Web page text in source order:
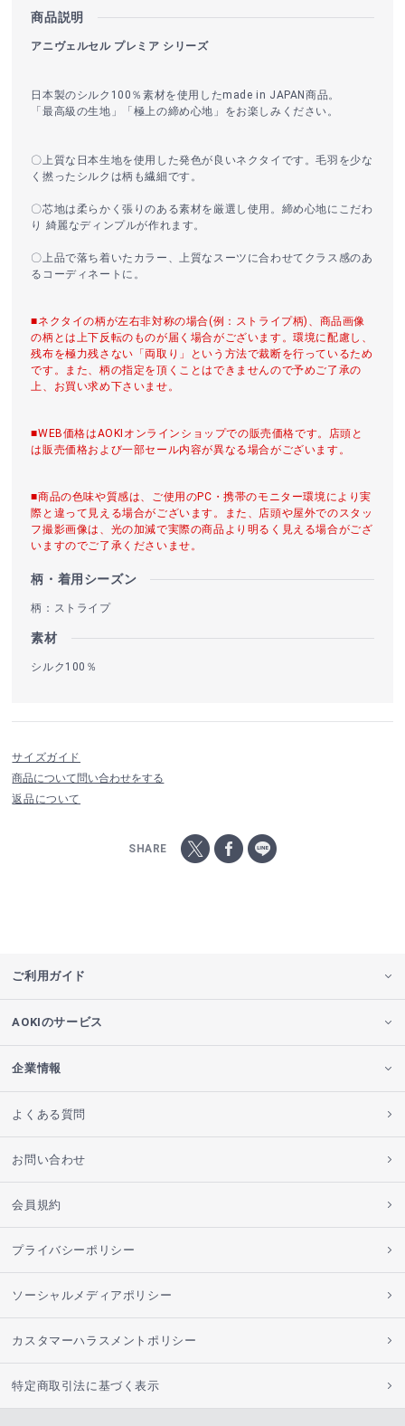
商品説明
アニヴェルセル プレミア シリーズ
日本製のシルク100％素材を使用したmade in JAPAN商品。
「最高級の生地」「極上の締め心地」をお楽しみください。
〇上質な日本生地を使用した発色が良いネクタイです。毛羽を少な
く撚ったシルクは柄も繊細です。
〇芯地は柔らかく張りのある素材を厳選し使用。締め心地にこだわ
り 綺麗なディンプルが作れます。
〇上品で落ち着いたカラー、上質なスーツに合わせてクラス感のあ
るコーディネートに。
■ネクタイの柄が左右非対称の場合(例：ストライプ柄)、商品画像
の柄とは上下反転のものが届く場合がございます。環境に配慮し、
残布を極力残さない「両取り」という方法で裁断を行っているため
です。また、柄の指定を頂くことはできませんので予めご了承の
上、お買い求め下さいませ。
■WEB価格はAOKIオンラインショップでの販売価格です。店頭と
は販売価格および一部セール内容が異なる場合がございます。
■商品の色味や質感は、ご使用のPC・携帯のモニター環境により実
際と違って見える場合がございます。また、店頭や屋外でのスタッ
フ撮影画像は、光の加減で実際の商品より明るく見える場合がござ
いますのでご了承くださいませ。
柄・着用シーズン
柄：ストライプ
素材
シルク100％
サイズガイド
商品について問い合わせをする
返品について
SHARE
ご利用ガイド
AOKIのサービス
企業情報
よくある質問
お問い合わせ
会員規約
プライバシーポリシー
ソーシャルメディアポリシー
カスタマーハラスメントポリシー
特定商取引法に基づく表示